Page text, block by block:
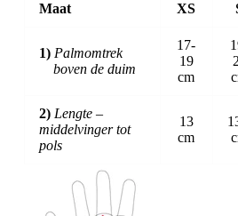
Maat XS
1) Palmomtrek
boven de duim
17-
19
cm
2) Lengte –
middelvinger tot
pols
13
cm